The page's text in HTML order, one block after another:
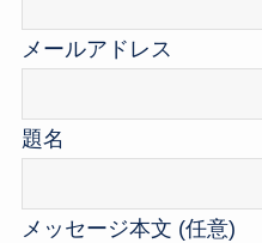
メールアドレス
題名
メッセージ本文 (任意)